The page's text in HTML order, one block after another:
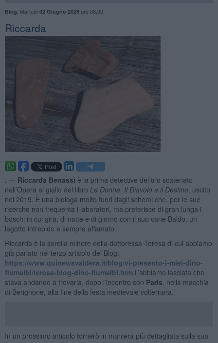
Blog Martedì 02 Giugno 2026ore 08:00
Riccarda
. — Riccarda Benassi è la prima detective del trio scatenato
nell’Opera al giallo del libro Le Donne. Il Diavolo e il Destino , uscito
nel 2019. È una biologa molto fuori dagli schemi che, per le sue
ricerche non frequenta i laboratori, ma preferisce di gran lunga i
boschi in cui gira, di notte e di giorno con il suo cane Baldo, un
lagotto intrepido e sempre affamato.
Riccarda è la sorella minore della dottoressa Teresa di cui abbiamo
già parlato nel terzo articolo del Blog:
https://www.quinewsvaldera.it/blog/vi-presento-i-miei-dino-
fiumalbi/teresa-blog-dino-fiumalbi.htm L’abbiamo lasciata che
stava andando a trovarla, dopo l’incontro con Paris , nella macchia
di Berignone, alla fine della festa medievale volterrana.
In un prossimo articolo tornerò in maniera più dettagliata sulla sua